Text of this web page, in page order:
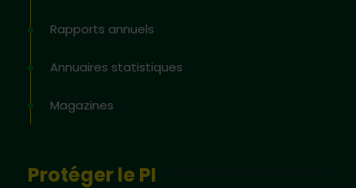
Rapports annuels
Annuaires statistiques
Magazines
Protéger le PI